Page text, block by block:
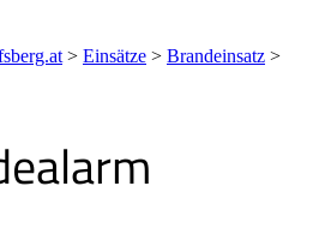
> Einsätze > Brandeinsatz >